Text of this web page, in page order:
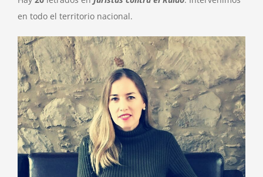
en todo el territorio nacional.